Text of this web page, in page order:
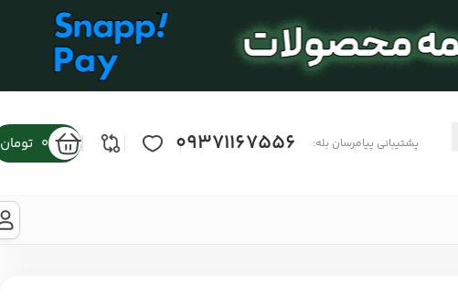
پشتیبانی پیامرسان بله: 09371167556
0 تومان